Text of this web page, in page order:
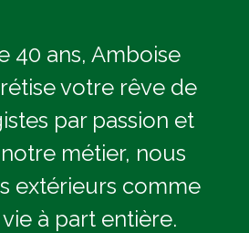
40 ans, Amboise
votre rêve de
par passion et
métier, nous
extérieurs comme
à part entière.